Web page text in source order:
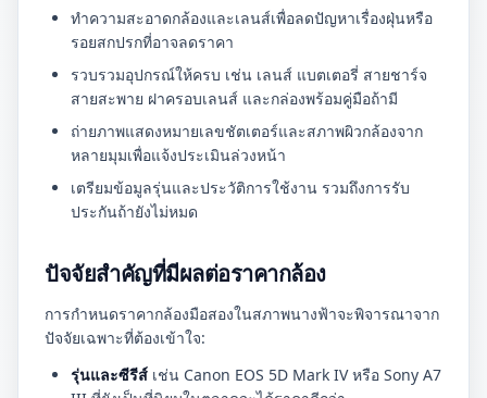
ทำความสะอาดกล้องและเลนส์เพื่อลดปัญหาเรื่องฝุ่นหรือ
รอยสกปรกที่อาจลดราคา
รวบรวมอุปกรณ์ให้ครบ เช่น เลนส์ แบตเตอรี่ สายชาร์จ
สายสะพาย ฝาครอบเลนส์ และกล่องพร้อมคู่มือถ้ามี
ถ่ายภาพแสดงหมายเลขชัตเตอร์และสภาพผิวกล้องจาก
หลายมุมเพื่อแจ้งประเมินล่วงหน้า
เตรียมข้อมูลรุ่นและประวัติการใช้งาน รวมถึงการรับ
ประกันถ้ายังไม่หมด
ปัจจัยสำคัญที่มีผลต่อราคากล้อง
การกำหนดราคากล้องมือสองในสภาพนางฟ้าจะพิจารณาจาก
ปัจจัยเฉพาะที่ต้องเข้าใจ:
รุ่นและซีรีส์ เช่น Canon EOS 5D Mark IV หรือ Sony A7